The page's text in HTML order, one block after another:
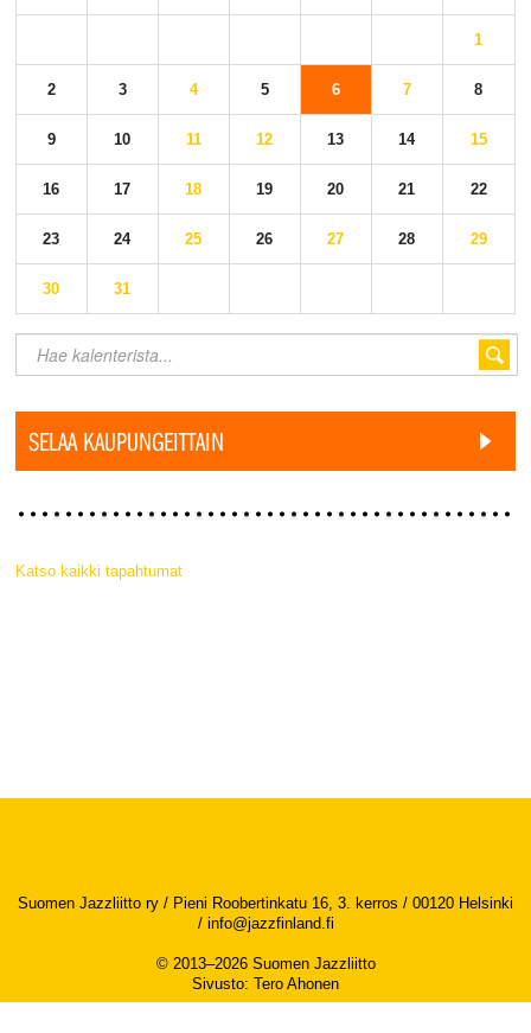
1
2 3 4 5 6 7 8
9 10 11 12 13 14 15
16 17 18 19 20 21 22
23 24 25 26 27 28 29
30 31
SELAA KAUPUNGEITTAIN
Katso kaikki tapahtumat
Suomen Jazzliitto ry / Pieni Roobertinkatu 16, 3. kerros / 00120 Helsinki
/ info@jazzfinland.fi
© 2013–2026 Suomen Jazzliitto
Sivusto: Tero Ahonen